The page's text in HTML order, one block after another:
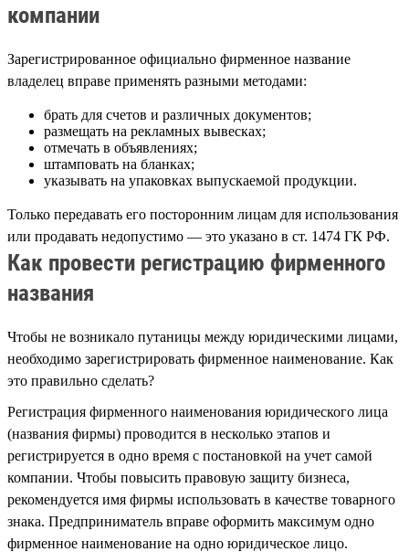
компании
Зарегистрированное официально фирменное название
владелец вправе применять разными методами:
брать для счетов и различных документов;
размещать на рекламных вывесках;
отмечать в объявлениях;
штамповать на бланках;
указывать на упаковках выпускаемой продукции.
Только передавать его посторонним лицам для использования
или продавать недопустимо — это указано в ст. 1474 ГК РФ.
Как провести регистрацию фирменного
названия
Чтобы не возникало путаницы между юридическими лицами,
необходимо зарегистрировать фирменное наименование. Как
это правильно сделать?
Регистрация фирменного наименования юридического лица
(названия фирмы) проводится в несколько этапов и
регистрируется в одно время с постановкой на учет самой
компании. Чтобы повысить правовую защиту бизнеса,
рекомендуется имя фирмы использовать в качестве товарного
знака. Предприниматель вправе оформить максимум одно
фирменное наименование на одно юридическое лицо.